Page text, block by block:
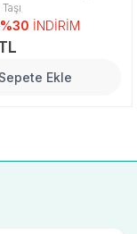
%30 İNDİRİM
Sepete Ekle